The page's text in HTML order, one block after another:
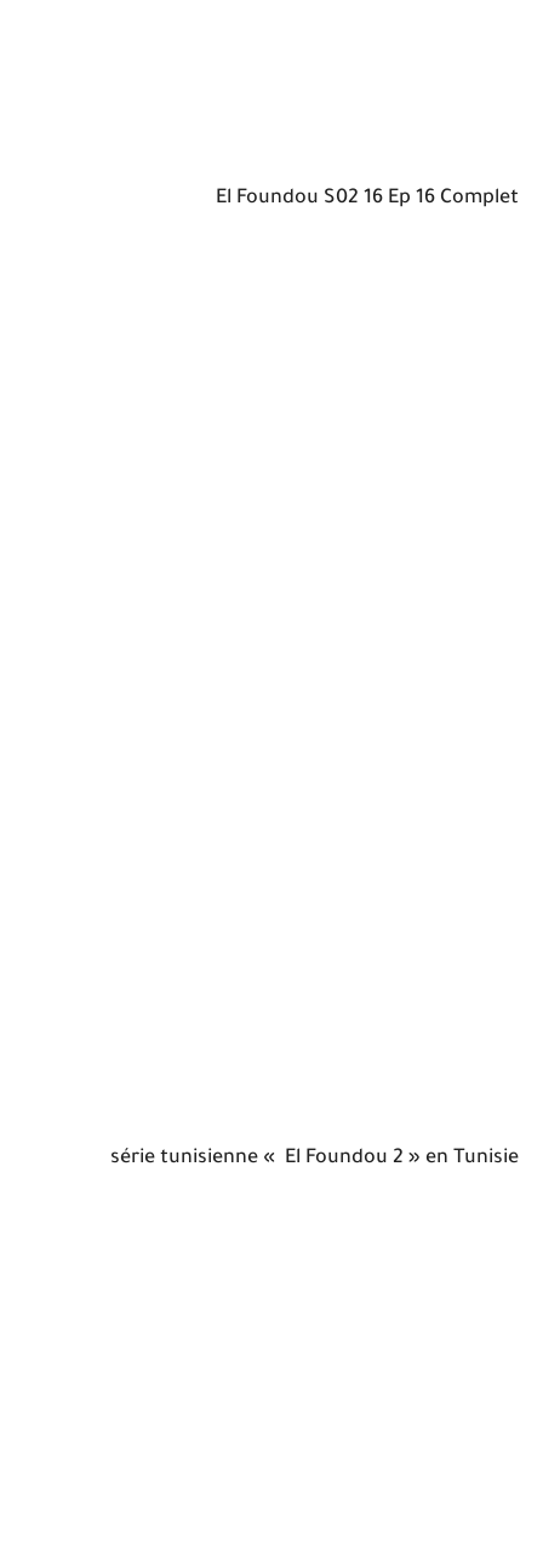
El Foundou S02 16 Ep 16 Complet
série tunisienne « El Foundou 2 » en Tunisie